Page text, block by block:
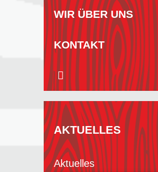
WIR ÜBER UNS
KONTAKT
AKTUELLES
Aktuelles